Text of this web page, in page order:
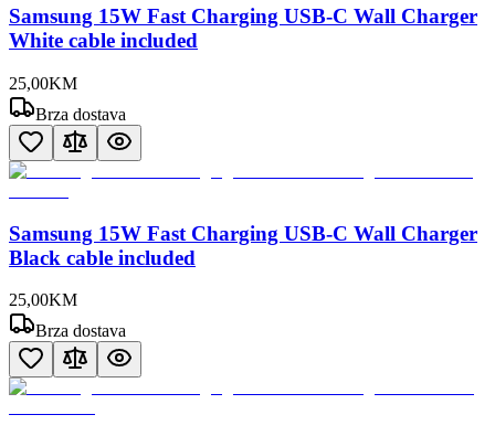
Samsung 15W Fast Charging USB-C Wall Charger
White cable included
25,00KM
Brza dostava
Samsung 15W Fast Charging USB-C Wall Charger
Black cable included
25,00KM
Brza dostava